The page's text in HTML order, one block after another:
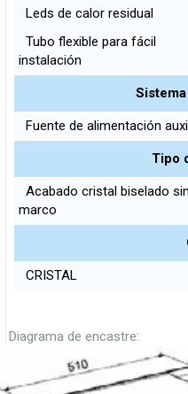
Leds de calor residual
Tubo flexible para fácil
instalación
Fuente de alimentación
Tipo
Acabado cristal biselado sin
marco
CRISTAL
Diagrama de encastre: